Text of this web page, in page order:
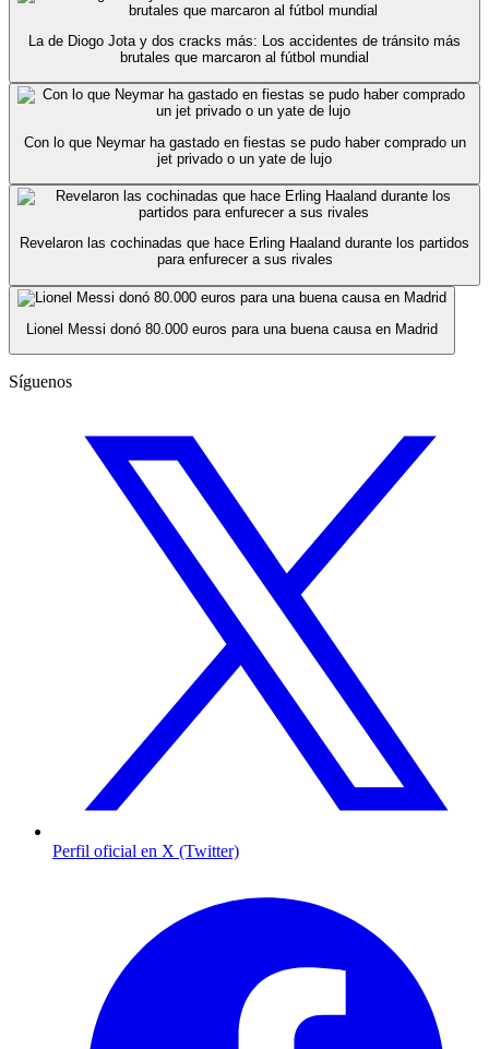
La de Diogo Jota y dos cracks más: Los accidentes de tránsito más
brutales que marcaron al fútbol mundial
Con lo que Neymar ha gastado en fiestas se pudo haber comprado un
jet privado o un yate de lujo
Revelaron las cochinadas que hace Erling Haaland durante los partidos
para enfurecer a sus rivales
Lionel Messi donó 80.000 euros para una buena causa en Madrid
Síguenos
Perfil oficial en X (Twitter)